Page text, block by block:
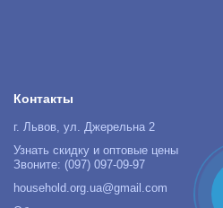
Контакты
г. Львов, ул. Джерельна 2
Узнать скидку и оптовые цены
Звоните: (097) 097-09-97
household.org.ua@gmail.com